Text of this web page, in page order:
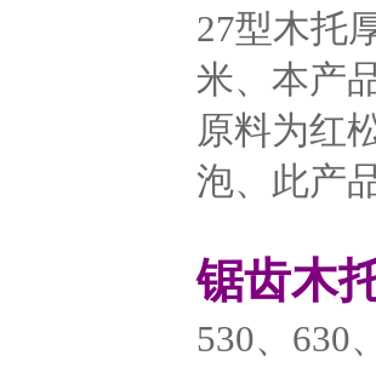
27型木托
米、本产
原料为红
泡、此产
锯齿木
530、630